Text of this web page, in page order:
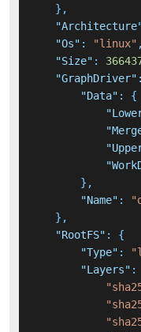
} ,
"Os" : "linux" ,
"Size" :
"GraphDriver" :
"Data" :
{
} ,
"Name" :
} ,
"RootFS" :
{
"Type" :
"Layers" :